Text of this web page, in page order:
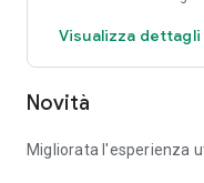
Visualizza dettagli
Novità
Migliorata l'esperienza